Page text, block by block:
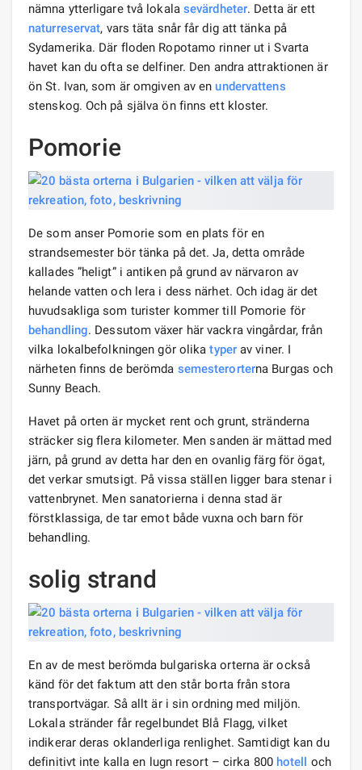
nämna ytterligare två lokala sevärdheter. Detta är ett
naturreservat, vars täta snår får dig att tänka på
Sydamerika. Där floden Ropotamo rinner ut i Svarta
havet kan du ofta se delfiner. Den andra attraktionen är
ön St. Ivan, som är omgiven av enundervattens
stenskog. Och på själva ön finns ett kloster.
Pomorie
De som anser Pomorie som en plats för en
strandsemester bör tänka på det. Ja, detta område
kallades ”heligt” i antiken på grund av närvaron av
helande vatten och lera i dess närhet. Och idag är det
huvudsakliga som turister kommer till Pomorie för
behandling. Dessutom växer här vackra vingårdar, från
vilka lokalbefolkningen gör olikatyperav viner. I
närheten finns de berömda semesterorterna Burgas och
Sunny Beach.
Havet på orten är mycket rent och grunt, stränderna
sträcker sig flera kilometer. Men sanden är mättad med
järn, på grund av detta har den en ovanlig färg för ögat,
det verkar smutsigt. På vissa ställen ligger bara stenar i
vattenbrynet. Men sanatorierna i denna stad är
förstklassiga, de tar emot både vuxna och barn för
behandling.
solig strand
En av de mest berömda bulgariska orterna är också
känd för det faktum att den står borta från stora
transportvägar. Så allt är i sin ordning med miljön.
Lokala stränder får regelbundet Blå Flagg, vilket
indikerar deras oklanderliga renlighet. Samtidigt kan du
definitivt inte kalla en lugn resort – cirka 800 hotell och